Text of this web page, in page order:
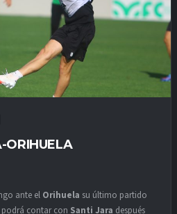
ORIHUELA
ante el Orihuela su último partido
podrá contar con Santi Jara después